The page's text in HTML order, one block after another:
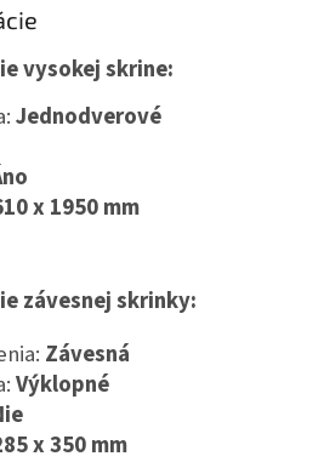
vysokej skrine:
Jednodverové
x 1950mm
závesnej skrinky:
Závesná
Výklopné
x 350 mm